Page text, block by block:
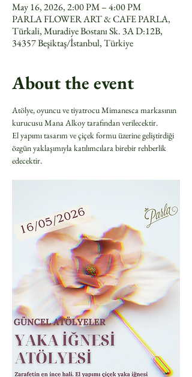
May 16, 2026, 2:00 PM – 4:00 PM
PARLA FLOWER ART & CAFE PARLA,
Türkali, Muradiye Bostanı Sk. 3A D:12B,
34357 Beşiktaş/İstanbul, Türkiye
About the event
Atölye, oyuncu ve tiyatrocu Mimanesca markasının
kurucusu Mana Alkoy tarafından verilecektir.
El yapımı tasarım ve çiçek formu üzerine geliştirdiği
özgün yaklaşımıyla katılımcılara birebir rehberlik
edecektir.